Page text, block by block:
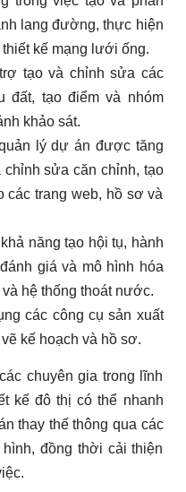
lang đường, thực hiện
kế mạng lưới ống.
tạo và chỉnh sửa các
đất, tạo điểm và nhóm
khảo sát.
lý dự án được tăng
sửa căn chỉnh, tạo
trang web, hồ sơ và
năng tạo hội tụ, hành
giá và mô hình hóa
hệ thống thoát nước.
các công cụ sản xuất
kế hoạch và hồ sơ.
chuyên gia trong lĩnh
kế đô thị có thể nhanh
thay thế thông qua các
đồng thời cải thiện